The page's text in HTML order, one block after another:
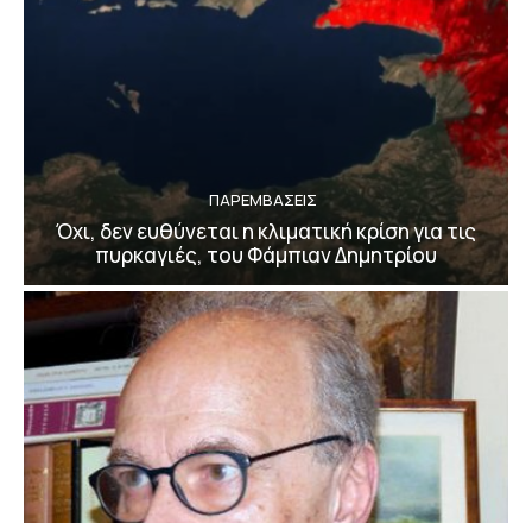
ΠΑΡΕΜΒΑΣΕΙΣ
Όχι, δεν ευθύνεται η κλιματική κρίση για τις
πυρκαγιές, του Φάμπιαν Δημητρίου